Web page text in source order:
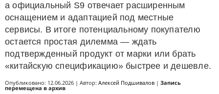
а официальный S9 отвечает расширенным
оснащением и адаптацией под местные
сервисы. В итоге потенциальному покупателю
остается простая дилемма — ждать
подтвержденный продукт от марки или брать
«китайскую спецификацию» быстрее и дешевле.
Опубликовано: 12.06.2026 | Автор: Алексей Подшивалов | Запись
перемещена в архив